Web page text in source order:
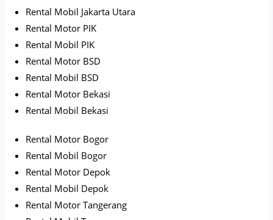
Rental Mobil Jakarta Utara
Rental Motor PIK
Rental Mobil PIK
Rental Motor BSD
Rental Mobil BSD
Rental Motor Bekasi
Rental Mobil Bekasi
Rental Motor Bogor
Rental Mobil Bogor
Rental Motor Depok
Rental Mobil Depok
Rental Motor Tangerang